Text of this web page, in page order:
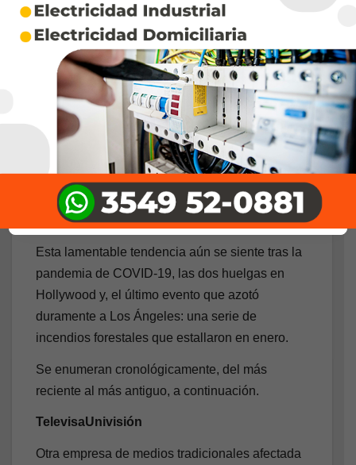
Paramount hasta Warner
Bros. Discovery, CNN…y más
Aunque el año nuevo casi ha concluido su
primer trimestre fiscal completo, los despidos en
los medios de comunicación en toda la industria
del entretenimiento siguen repercutiendo en la
avalancha de recortes de empleo del año
pasado.
Esta lamentable tendencia aún se siente tras la
pandemia de COVID-19, las dos huelgas en
Hollywood y, el último evento que azotó
duramente a Los Ángeles: una serie de
incendios forestales que estallaron en enero.
Se enumeran cronológicamente, del más
reciente al más antiguo, a continuación.
TelevisaUnivisión
Otra empresa de medios tradicionales afectada